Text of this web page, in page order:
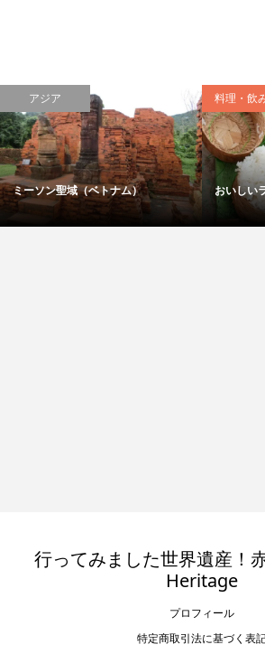
の食べ物 カイペ...
料理・飲み物
おいしいインドの食べ物
行ってみました世界遺産！
Heritage
プロフィール
特定商取引法に基づく表